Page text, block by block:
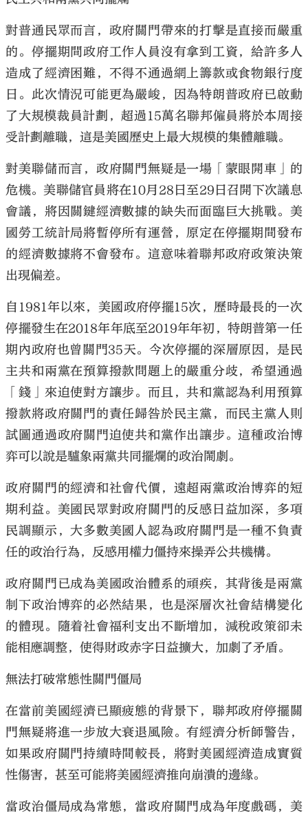
對普通民眾而言，政府關門帶來的打擊是直接而嚴重
的。停擺期間政府工作人員沒有拿到工資，給許多人
造成了經濟困難，不得不通過網上籌款或食物銀行度
日。此次情況可能更為嚴峻，因為特朗普政府已啟動
了大規模裁員計劃，超過15萬名聯邦僱員將於本周接
受計劃離職，這是美國歷史上最大規模的集體離職。
對美聯儲而言，政府關門無疑是一場「蒙眼開車」的
危機。美聯儲官員將在10月28日至29日召開下次議息
會議，將因關鍵經濟數據的缺失而面臨巨大挑戰。美
國勞工統計局將暫停所有運營，原定在停擺期間發布
的經濟數據將不會發布。這意味着聯邦政府政策決策
出現偏差。
自1981年以來，美國政府停擺15次，歷時最長的一次
停擺發生在2018年年底至2019年年初，特朗普第一任
期內政府也曾關門35天。今次停擺的深層原因，是民
主共和兩黨在預算撥款問題上的嚴重分歧，希望通過
「錢」來迫使對方讓步。而且，共和黨認為利用預算
撥款將政府關門的責任歸咎於民主黨，而民主黨人則
試圖通過政府關門迫使共和黨作出讓步。這種政治博
弈可以說是驢象兩黨共同擺爛的政治鬧劇。
政府關門的經濟和社會代價，遠超兩黨政治博弈的短
期利益。美國民眾對政府關門的反感日益加深，多項
民調顯示，大多數美國人認為政府關門是一種不負責
任的政治行為，反感用權力僵持來操弄公共機構。
政府關門已成為美國政治體系的頑疾，其背後是兩黨
制下政治博弈的必然結果，也是深層次社會結構變化
的體現。隨着社會福利支出不斷增加，減稅政策卻未
能相應調整，使得財政赤字日益擴大，加劇了矛盾。
無法打破常態性關門僵局
在當前美國經濟已顯疲態的背景下，聯邦政府停擺關
門無疑將進一步放大衰退風險。有經濟分析師警告，
如果政府關門持續時間較長，將對美國經濟造成實質
性傷害，甚至可能將美國經濟推向崩潰的邊緣。
當政治僵局成為常態，當政府關門成為年度戲碼，美